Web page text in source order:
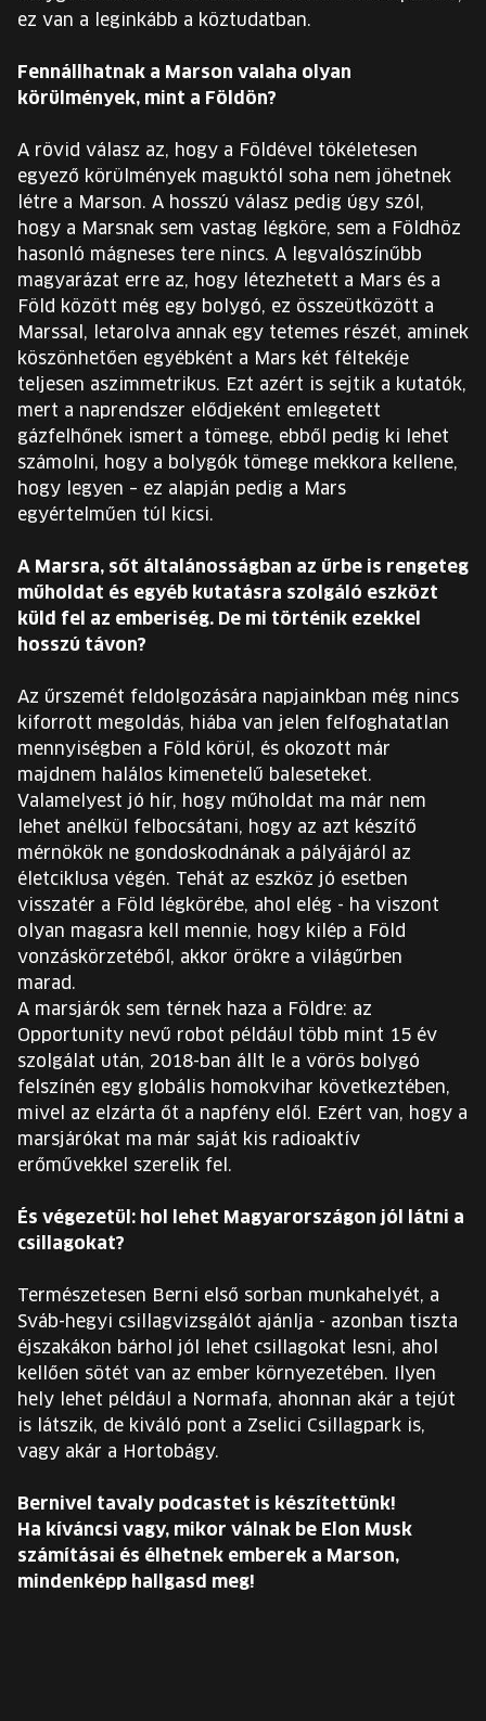
ez van a leginkább a köztudatban.
Fennállhatnak a Marson valaha olyan
körülmények, mint a Földön?
A rövid válasz az, hogy a Földével tökéletesen
egyező körülmények maguktól soha nem jöhetnek
létre a Marson. A hosszú válasz pedig úgy szól,
hogy a Marsnak sem vastag légköre, sem a Földhöz
hasonló mágneses tere nincs. A legvalószínűbb
magyarázat erre az, hogy létezhetett a Mars és a
Föld között még egy bolygó, ez összeütközött a
Marssal, letarolva annak egy tetemes részét, aminek
köszönhetően egyébként a Mars két féltekéje
teljesen aszimmetrikus. Ezt azért is sejtik a kutatók,
mert a naprendszer elődjeként emlegetett
gázfelhőnek ismert a tömege, ebből pedig ki lehet
számolni, hogy a bolygók tömege mekkora kellene,
hogy legyen – ez alapján pedig a Mars
egyértelműen túl kicsi.
A Marsra, sőt általánosságban az űrbe is rengeteg
műholdat és egyéb kutatásra szolgáló eszközt
küld fel az emberiség. De mi történik ezekkel
hosszú távon?
Az űrszemét feldolgozására napjainkban még nincs
kiforrott megoldás, hiába van jelen felfoghatatlan
mennyiségben a Föld körül, és okozott már
majdnem halálos kimenetelű baleseteket.
Valamelyest jó hír, hogy műholdat ma már nem
lehet anélkül felbocsátani, hogy az azt készítő
mérnökök ne gondoskodnának a pályájáról az
életciklusa végén. Tehát az eszköz jó esetben
visszatér a Föld légkörébe, ahol elég - ha viszont
olyan magasra kell mennie, hogy kilép a Föld
vonzáskörzetéből, akkor örökre a világűrben
marad.
A marsjárók sem térnek haza a Földre: az
Opportunity nevű robot például több mint 15 év
szolgálat után, 2018-ban állt le a vörös bolygó
felszínén egy globális homokvihar következtében,
mivel az elzárta őt a napfény elől. Ezért van, hogy a
marsjárókat ma már saját kis radioaktív
erőművekkel szerelik fel.
És végezetül: hol lehet Magyarországon jól látni a
csillagokat?
Természetesen Berni első sorban munkahelyét, a
Sváb-hegyi csillagvizsgálót ajánlja - azonban tiszta
éjszakákon bárhol jól lehet csillagokat lesni, ahol
kellően sötét van az ember környezetében. Ilyen
hely lehet például a Normafa, ahonnan akár a tejút
is látszik, de kiváló pont a Zselici Csillagpark is,
vagy akár a Hortobágy.
Bernivel tavaly podcastet is készítettünk!
Ha kíváncsi vagy, mikor válnak be Elon Musk
számításai és élhetnek emberek a Marson,
mindenképp hallgasd meg!